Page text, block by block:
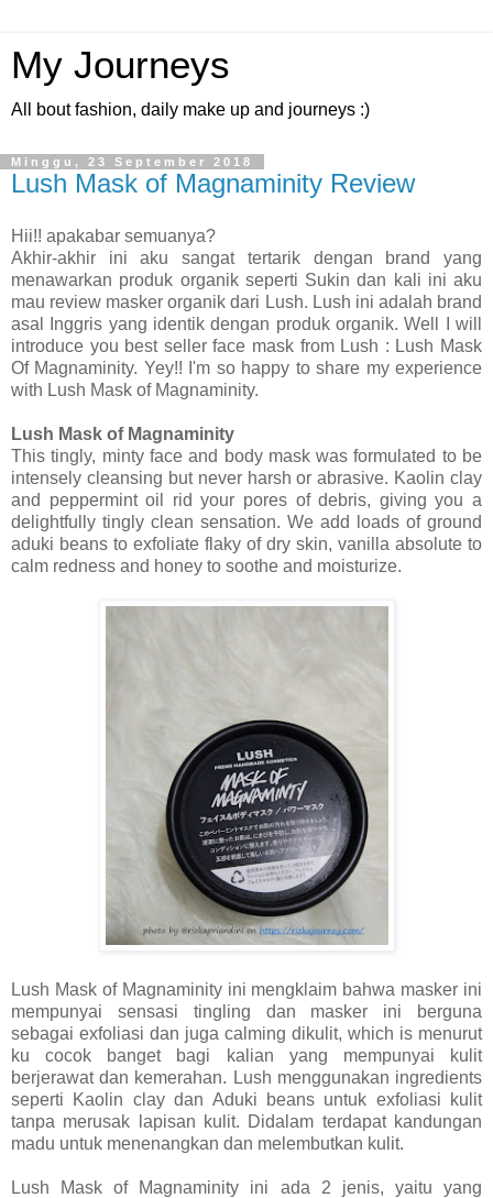
My Journeys
All bout fashion, daily make up and journeys :)
Minggu, 23 September 2018
Lush Mask of Magnaminity Review
Hii!! apakabar semuanya?
Akhir-akhir ini aku sangat tertarik dengan brand yang
menawarkan produk organik seperti Sukin dan kali ini aku
mau review masker organik dari Lush. Lush ini adalah brand
asal Inggris yang identik dengan produk organik. Well I will
introduce you best seller face mask from Lush : Lush Mask
Of Magnaminity. Yey!! I'm so happy to share my experience
with Lush Mask of Magnaminity.
Lush Mask of Magnaminity
This tingly, minty face and body mask was formulated to be
intensely cleansing but never harsh or abrasive. Kaolin clay
and peppermint oil rid your pores of debris, giving you a
delightfully tingly clean sensation. We add loads of ground
aduki beans to exfoliate flaky of dry skin, vanilla absolute to
calm redness and honey to soothe and moisturize.
Lush Mask of Magnaminity ini mengklaim bahwa masker ini
mempunyai sensasi tingling dan masker ini berguna
sebagai exfoliasi dan juga calming dikulit, which is menurut
ku cocok banget bagi kalian yang mempunyai kulit
berjerawat dan kemerahan. Lush menggunakan ingredients
seperti Kaolin clay dan Aduki beans untuk exfoliasi kulit
tanpa merusak lapisan kulit. Didalam terdapat kandungan
madu untuk menenangkan dan melembutkan kulit.
Lush Mask of Magnaminity ini ada 2 jenis, yaitu yang